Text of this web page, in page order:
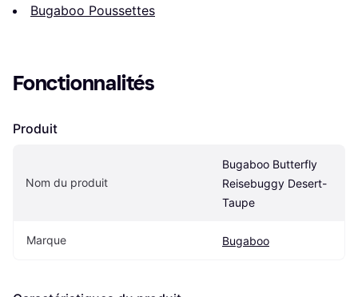
Bugaboo Poussettes
Fonctionnalités
Produit
Nom du produit
Bugaboo Butterfly
Reisebuggy Desert-
Taupe
Marque Bugaboo